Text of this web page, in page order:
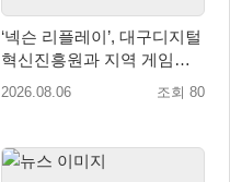
‘넥슨 리플레이’, 대구디지털
혁신진흥원과 지역 게임산
업 육성 위한 업무협약 체결
2026.08.06 조회 80